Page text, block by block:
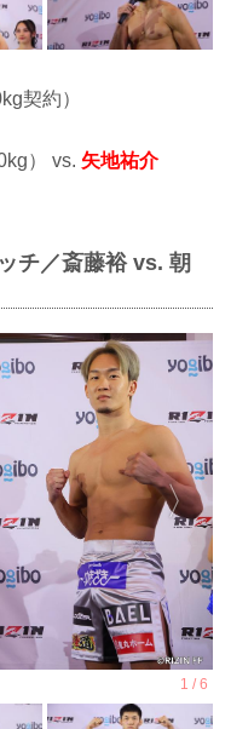
契約）
） vs. 矢地祐介
チ／斎藤裕 vs. 朝